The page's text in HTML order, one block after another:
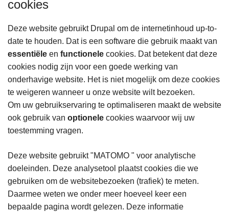
cookies
Deze website gebruikt Drupal om de internetinhoud up-to-
date te houden. Dat is een software die gebruik maakt van
essentiële en functionele cookies. Dat betekent dat deze
cookies nodig zijn voor een goede werking van
onderhavige website. Het is niet mogelijk om deze cookies
te weigeren wanneer u onze website wilt bezoeken.
Om uw gebruikservaring te optimaliseren maakt de website
ook gebruik van optionele cookies waarvoor wij uw
toestemming vragen.
Deze website gebruikt "MATOMO " voor analytische
doeleinden. Deze analysetool plaatst cookies die we
gebruiken om de websitebezoeken (trafiek) te meten.
Daarmee weten we onder meer hoeveel keer een
bepaalde pagina wordt gelezen. Deze informatie